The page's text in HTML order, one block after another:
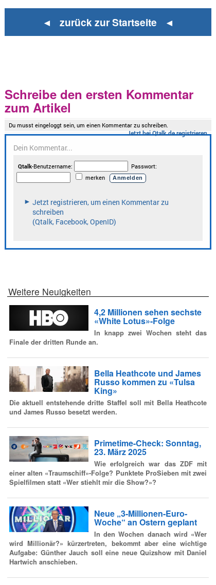
◄ zurück zur Startseite ◄
Schreibe den ersten Kommentar
zum Artikel
Weitere Neuigkeiten
4,2 Millionen sehen sechste
«White Lotus»-Folge
In knapp zwei Wochen steht das
Finale der dritten Runde an.
Bella Heathcote und James
Russo kommen zu «Tulsa
King»
Die aktuell entstehende dritte Staffel soll mit Bella Heathcote
und James Russo besetzt werden.
Primetime-Check: Sonntag,
23. März 2025
Wie erfolgreich war das ZDF mit
einer alten «Traumschiff»-Folge? Punktete ProSieben mit zwei
Spielfilmen statt «Wer stiehlt mir die Show?»?
Neue „3-Millionen-Euro-
Woche“ an Ostern geplant
In den Wochen danach wird «Wer
wird Millionär?» kürzertreten, bekommt aber eine wichtige
Aufgabe: Günther Jauch soll eine neue Quizshow mit Daniel
Hartwich anschieben.